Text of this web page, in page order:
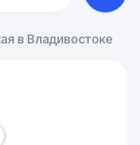
в Владивостоке